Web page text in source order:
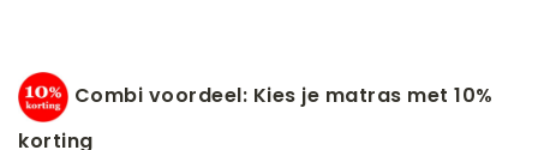
Combi voordeel: Kies je matras met 10%
korting